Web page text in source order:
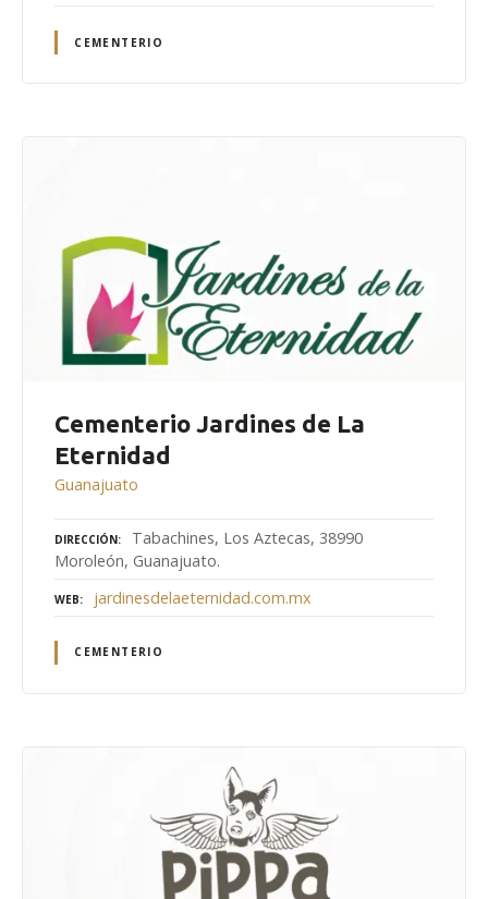
CEMENTERIO
Cementerio Jardines de La
Eternidad
Guanajuato
DIRECCIÓN
Tabachines, Los Aztecas, 38990
Moroleón, Guanajuato.
WEB jardinesdelaeternidad.com.mx
CEMENTERIO